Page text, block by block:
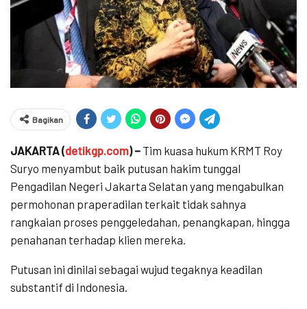
Bagikan
​JAKARTA (detikgp.com) – Tim kuasa hukum KRMT Roy
Suryo menyambut baik putusan hakim tunggal
Pengadilan Negeri Jakarta Selatan yang mengabulkan
permohonan praperadilan terkait tidak sahnya
rangkaian proses penggeledahan, penangkapan, hingga
penahanan terhadap klien mereka.
Putusan ini dinilai sebagai wujud tegaknya keadilan
substantif di Indonesia.